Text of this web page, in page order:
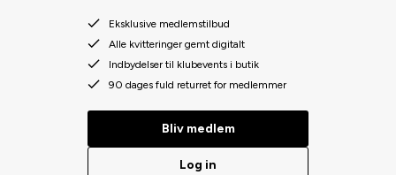
Eksklusive medlemstilbud
Alle kvitteringer gemt digitalt
Indbydelser til klubevents i butik
90 dages fuld returret for medlemmer
Bliv medlem
Log in